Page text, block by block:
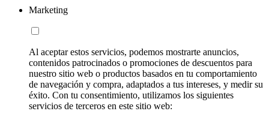
Marketing
Al aceptar estos servicios, podemos mostrarte anuncios,
contenidos patrocinados o promociones de descuentos para
nuestro sitio web o productos basados en tu comportamiento
de navegación y compra, adaptados a tus intereses, y medir su
éxito. Con tu consentimiento, utilizamos los siguientes
servicios de terceros en este sitio web: